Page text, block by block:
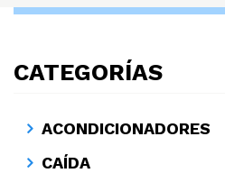
CATEGORÍAS
ACONDICIONADORES
CAÍDA